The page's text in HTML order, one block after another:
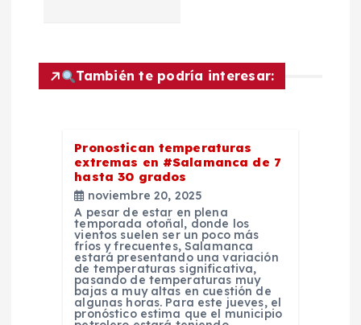
c
También te podría interesar:
Pronostican temperaturas
extremas en #Salamanca de 7
hasta 30 grados
noviembre 20, 2025
A pesar de estar en plena
temporada otoñal, donde los
vientos suelen ser un poco más
fríos y frecuentes, Salamanca
estará presentando una variación
de temperaturas significativa,
pasando de temperaturas muy
bajas a muy altas en cuestión de
algunas horas. Para este jueves, el
pronóstico estima que el municipio